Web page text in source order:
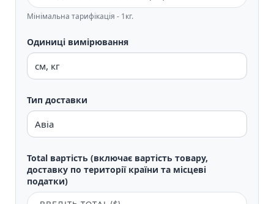
Мінімальна тарифікація - 1кг.
Одиниці вимірювання
Тип доставки
Total вартість (включає вартість товару,
доставку по території країни та місцеві
податки)